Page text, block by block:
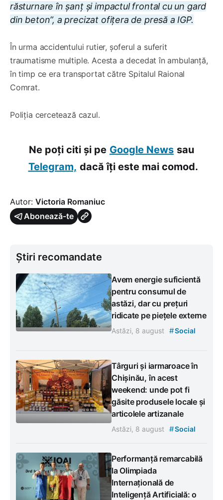
răsturnare în șanț și impactul frontal cu un gard
din beton”, a precizat ofițera de presă a IGP.
În urma accidentului rutier, șoferul a suferit
traumatisme multiple. Acesta a decedat în ambulanță,
în timp ce era transportat către Spitalul Raional
Comrat.
Poliția cercetează cazul.
Ne poți citi și pe Google News sau
Telegram, dacă îți este mai comod.
Autor: Victoria Romaniuc
Abonează-te
Știri recomandate
Avem energie suficientă
pentru consumul de
astăzi, dar cu prețuri
ridicate pe piețele externe
Astăzi, 8 august #Social
Târguri și iarmaroace în
Chișinău, în acest
weekend: unde pot fi
găsite produsele locale și
articolele artizanale
Astăzi, 8 august #Social
Performanță remarcabilă
la Olimpiada
Internațională de
Inteligență Artificială: o